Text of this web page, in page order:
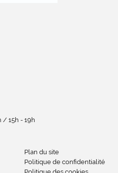
/ 15h - 19h
Plan du site
Politique de confidentialité